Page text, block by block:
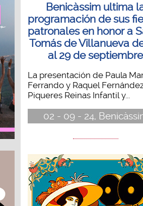
Benicàssim ultima
programación de sus
patronales en honor a
Tomás de Villanueva
al 29 de septiembre
La presentación de Paula
Ferrando y Raquel
Piqueres Reinas Infantil y...
02 - 09 - 24,